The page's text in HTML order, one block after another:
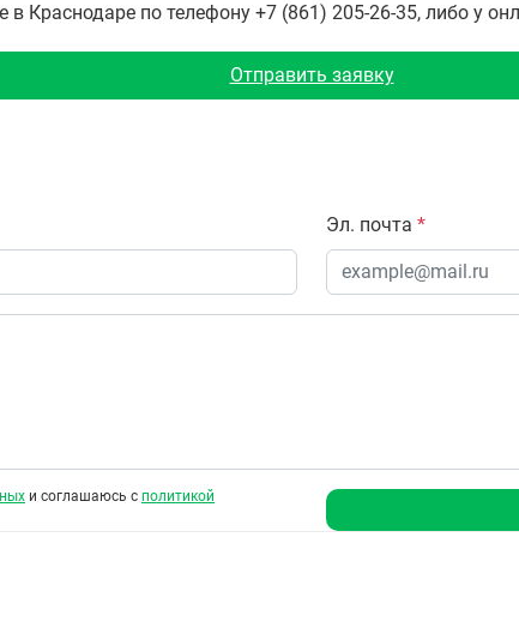
Краснодаре по телефону +7 (861) 205-26-35, либо у
Отправить заявку
Эл. почта *
и соглашаюсь с политикой